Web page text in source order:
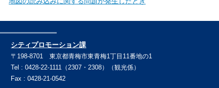
シティプロモーション課
〒198-8701 東京都青梅市東青梅1丁目11番地の1
Tel : 0428-22-1111（2307・2308）（観光係）
Fax : 0428-21-0542